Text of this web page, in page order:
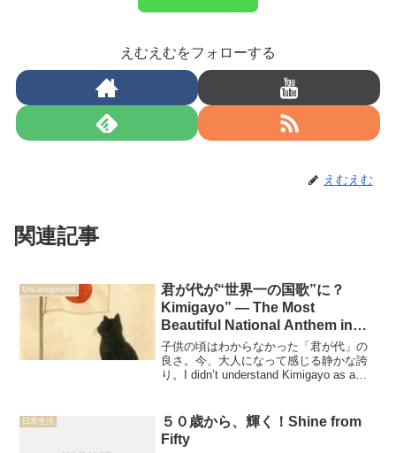
えむえむをフォローする
えむえむ
関連記事
Uncategorized
君が代が“世界一の国歌”に？
Kimigayo” — The Most
Beautiful National Anthem in
the World?
子供の頃はわからなかった「君が代」の
良さ。今、大人になって感じる静かな誇
り。I didn’t understand Kimigayo as a
日常生活
５０歳から、輝く！Shine from
Fifty